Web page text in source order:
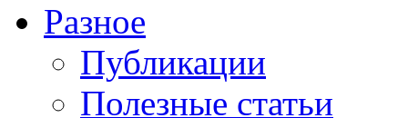
Разное
Публикации
Полезные статьи